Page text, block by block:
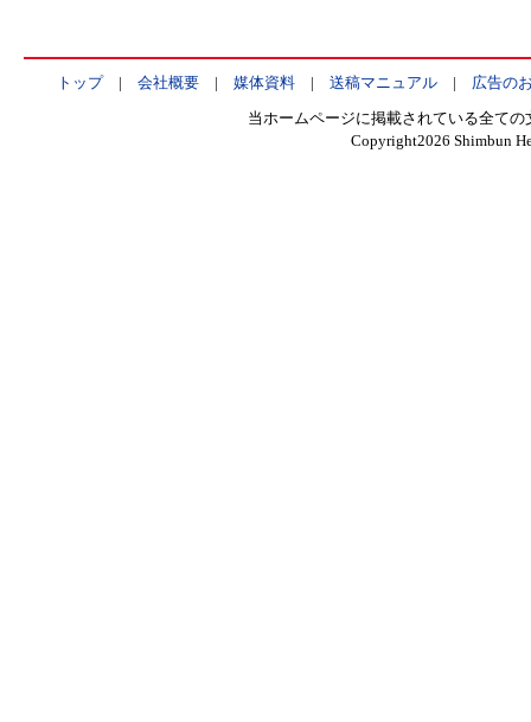
トップ| 会社概要| 媒体資料| 送稿マニュアル| 広告の
当ホームページに掲載されている全て
Copyright2026 Shimbun